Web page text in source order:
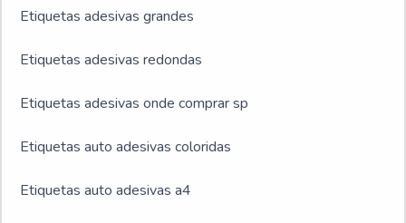
Etiquetas adesivas grandes
Etiquetas adesivas redondas
Etiquetas adesivas onde comprar sp
Etiquetas auto adesivas coloridas
Etiquetas auto adesivas a4